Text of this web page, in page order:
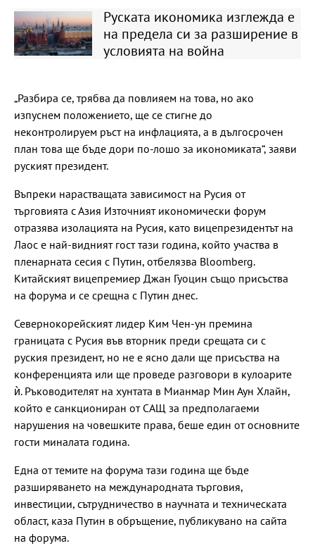
Руската икономика изглежда е
на предела си за разширение в
условията на война
„Разбира се, трябва да повлияем на това, но ако
изпуснем положението, ще се стигне до
неконтролируем ръст на инфлацията, а в дългосрочен
план това ще бъде дори по-лошо за икономиката“, заяви
руският президент.
Въпреки нарастващата зависимост на Русия от
търговията с Азия Източният икономически форум
отразява изолацията на Русия, като вицепрезидентът на
Лаос е най-видният гост тази година, който участва в
пленарната сесия с Путин, отбелязва Bloomberg.
Китайският вицепремиер Джан Гуоцин също присъства
на форума и се срещна с Путин днес.
Севернокорейският лидер Ким Чен-ун премина
границата с Русия във вторник преди срещата си с
руския президент, но не е ясно дали ще присъства на
конференцията или ще проведе разговори в кулоарите
ѝ. Ръководителят на хунтата в Мианмар Мин Аун Хлайн,
който е санкциониран от САЩ за предполагаеми
нарушения на човешките права, беше един от основните
гости миналата година.
Една от темите на форума тази година ще бъде
разширяването на международната търговия,
инвестиции, сътрудничество в научната и техническата
област, каза Путин в обръщение, публикувано на сайта
на форума.